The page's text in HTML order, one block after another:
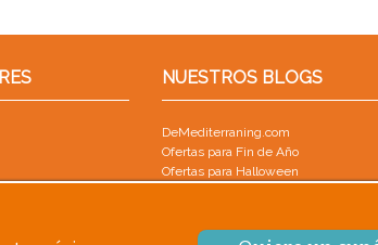
NUESTROS BLOGS
DeMediterraning.com
Ofertas para Fin de Año
Ofertas para Halloween